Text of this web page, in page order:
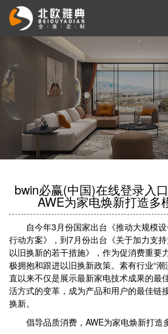
bwin必赢(中国)在线登录入
AWE为家电焕新打造多
自今年3月份国家出台《推动大规模设
行动方案》，到7月份出台《关于加力支
以旧换新的若干措施》，作为促消费重要
极拥抱和跟进以旧换新政策。素有行业“
直以来不仅是展示最新家电技术成果的最
活方式的变革，成为产品和用户的最佳链
换新。
倡导品质消费，AWE为家电焕新打造